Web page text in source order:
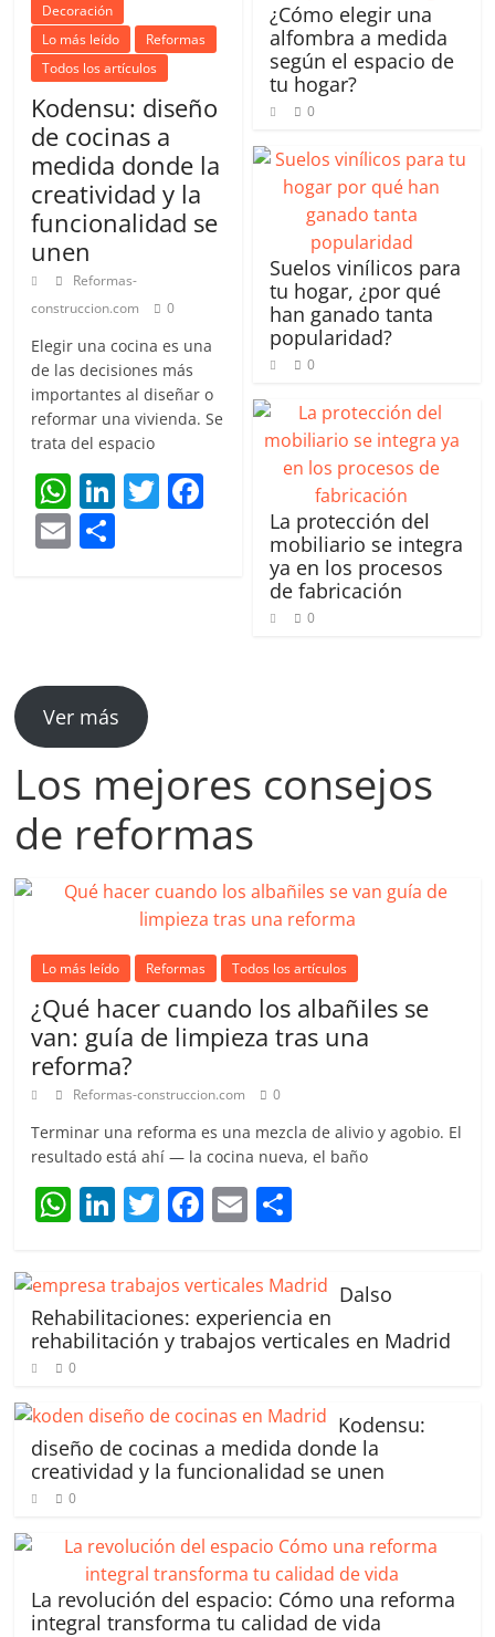
Decoración
Lo más leído
Reformas
Todos los artículos
Kodensu: diseño
de cocinas a
medida donde la
creatividad y la
funcionalidad se
unen
Reformas-
construccion.com
0
Elegir una cocina es una
de las decisiones más
importantes al diseñar o
reformar una vivienda. Se
trata del espacio
W
h
at
p
Li T
E
tir
¿Cómo elegir una
alfombra a medida
según el espacio de
tu hogar?
0
Suelos vinílicos para
tu hogar, ¿por qué
han ganado tanta
popularidad?
0
La protección del
mobiliario se integra
ya en los procesos
de fabricación
0
Ver más
Los mejores consejos
de reformas
Lo más leído Reformas Todos los artículos
¿Qué hacer cuando los albañiles se
van: guía de limpieza tras una
reforma?
Reformas-construccion.com 0
Terminar una reforma es una mezcla de alivio y agobio. El
resultado está ahí — la cocina nueva, el baño
W
at
s
A
p
p
Li
k
e
dI
T
itt
er
F
c
e
b
o
k
E
ai
l
m
p
ar
Dalso
Rehabilitaciones: experiencia en
rehabilitación y trabajos verticales en Madrid
0
Kodensu:
diseño de cocinas a medida donde la
creatividad y la funcionalidad se unen
0
La revolución del espacio: Cómo una reforma
integral transforma tu calidad de vida